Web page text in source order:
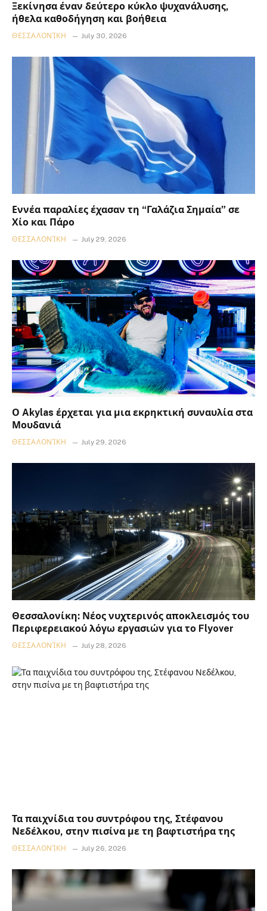
Ξεκίνησα έναν δεύτερο κύκλο ψυχανάλυσης,
ήθελα καθοδήγηση και βοήθεια
ΘΕΣΣΑΛΟΝΊΚΗ July 30, 2026
Εννέα παραλίες έχασαν τη “Γαλάζια Σημαία” σε
Χίο και Πάρο
ΘΕΣΣΑΛΟΝΊΚΗ July 29, 2026
Ο Akylas έρχεται για μια εκρηκτική συναυλία στα
Μουδανιά
ΘΕΣΣΑΛΟΝΊΚΗ July 29, 2026
Θεσσαλονίκη: Νέος νυχτερινός αποκλεισμός του
Περιφερειακού λόγω εργασιών για το Flyover
ΘΕΣΣΑΛΟΝΊΚΗ July 28, 2026
Τα παιχνίδια του συντρόφου της, Στέφανου
Νεδέλκου, στην πισίνα με τη βαφτιστήρα της
ΘΕΣΣΑΛΟΝΊΚΗ July 26, 2026